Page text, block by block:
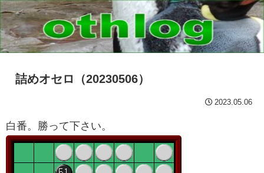
詰めオセロ（20230506）
2023.05.06
白番。勝って下さい。